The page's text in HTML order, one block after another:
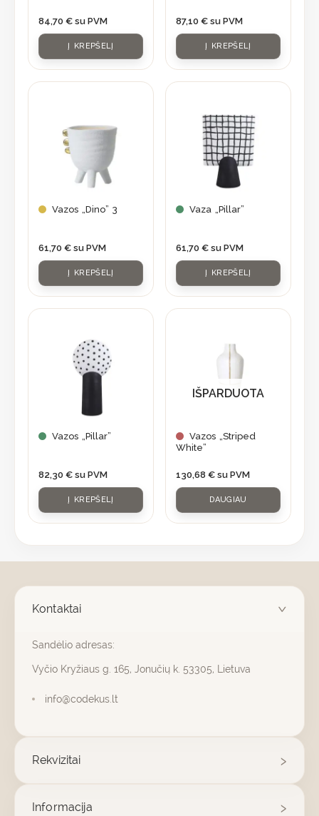
84,70 € su PVM
Į KREPŠELĮ
87,10 € su PVM
Į KREPŠELĮ
Vazos „Dino” 3
61,70 € su PVM
Į KREPŠELĮ
Vaza „Pillar”
61,70 € su PVM
Į KREPŠELĮ
Vazos „Pillar”
82,30 € su PVM
Į KREPŠELĮ
IŠPARDUOTA
Vazos „Striped
White”
130,68 € su PVM
DAUGIAU
Kontaktai
Sandėlio adresas:
Vyčio Kryžiaus g. 165, Jonučių k. 53305, Lietuva
info@codekus.lt
Rekvizitai
Informacija